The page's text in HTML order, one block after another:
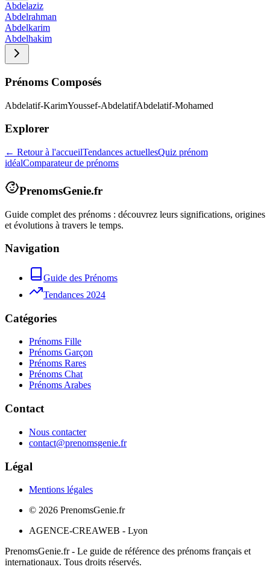
Abdelaziz
Abdelrahman
Abdelkarim
Abdelhakim
Prénoms Composés
Abdelatif-KarimYoussef-AbdelatifAbdelatif-Mohamed
Explorer
← Retour à l'accueilTendances actuellesQuiz prénom
idéalComparateur de prénoms
PrenomsGenie.fr
Guide complet des prénoms : découvrez leurs significations, origines
et évolutions à travers le temps.
Navigation
Guide des Prénoms
Tendances 2024
Catégories
Prénoms Fille
Prénoms Garçon
Prénoms Rares
Prénoms Chat
Prénoms Arabes
Contact
Nous contacter
contact@prenomsgenie.fr
Légal
Mentions légales
© 2026 PrenomsGenie.fr
AGENCE-CREAWEB - Lyon
PrenomsGenie.fr - Le guide de référence des prénoms français et
internationaux. Tous droits réservés.